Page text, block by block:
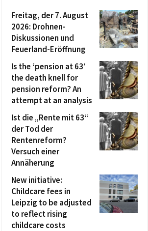
Freitag, der 7. August
2026: Drohnen-
Diskussionen und
Feuerland-Eröffnung
Is the ‘pension at 63’
the death knell for
pension reform? An
attempt at an analysis
Ist die „Rente mit 63“
der Tod der
Rentenreform?
Versuch einer
Annäherung
New initiative:
Childcare fees in
Leipzig to be adjusted
to reflect rising
childcare costs